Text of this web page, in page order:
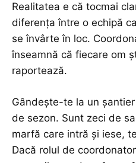
Realitatea e că tocmai
diferența între o echipă
se învârte în loc.
înseamnă că fiecare om
raportează.
Gândește-te la un
de sezon. Sunt zeci de
marfă care intră și iese,
Dacă rolul de